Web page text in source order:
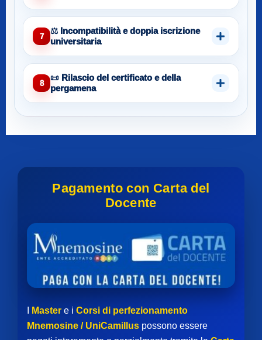
7
⚖️ Incompatibilità e doppia iscrizione
universitaria
8
📜 Rilascio del certificato e della
pergamena
Pagamento con Carta del
Docente
Master e i Corsi di perfezionamento
Mnemosine / UniCamillus possono essere